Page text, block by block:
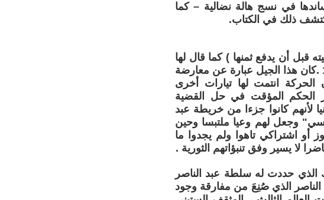
في نسج هالة نضالية – كما
ذلك في الكتاب.
قبل أن يدفع ثمنها ) كما قال لها
بمرارة شيوعي قديم ممن شهدوا مجزرة عبد الناصر عام 1959 .كان هذا الجيل عبارة عن معارضة
الحركة انتمت لها تيارات أخرى
الحكم المؤقت في حل القضية
لأنهم كانوا جزءا من خريطة عبد
وجعل لهم وعيا ملتبسا وحين
أو اشتراكي تاهوا ولم يجدوا ما
لا يسير وفق تنبؤاتهم الثورية .
حددت له سلطة عبد الناصر
الذي صُنِعَ من مفارقة وجود